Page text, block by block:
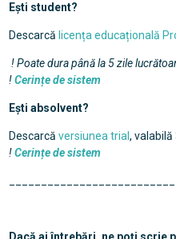
Ești student?
Descarcă licența educațională
! Poate dura până la 5 zile
!Cerințe de sistem
Ești absolvent?
Descarcă versiunea trial , valabilă
!Cerințe de sistem